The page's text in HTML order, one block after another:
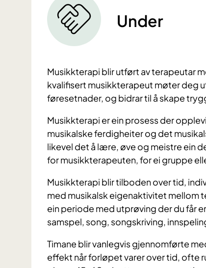
Under
Musikkterapi blir utført av terapeutar
kvalifisert musikkterapeut møter deg
føresetnader, og bidrar til å skape
Musikkterapi er ein prosess der
musikalske ferdigheiter og det
likevel det å lære, øve og meistre ein
for musikkterapeuten, for ei gruppe
Musikkterapi blir tilboden over tid,
med musikalsk eigenaktivitet mellom
ein periode med utprøving der du får
samspel, song, songskriving,
Timane blir vanlegvis gjennomførte
effekt når forløpet varer over tid, ofte